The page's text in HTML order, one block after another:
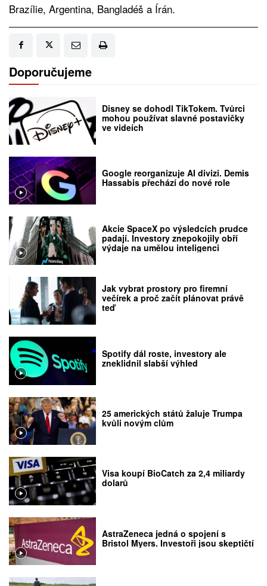
Brazílie, Argentina, Bangladéš a Írán.
Doporučujeme
Disney se dohodl TikTokem. Tvůrci
mohou používat slavné postavičky
ve videích
Google reorganizuje AI divizi. Demis
Hassabis přechází do nové role
Akcie SpaceX po výsledcích prudce
padají. Investory znepokojily obří
výdaje na umělou inteligenci
Jak vybrat prostory pro firemní
večírek a proč začít plánovat právě
teď
Spotify dál roste, investory ale
zneklidnil slabší výhled
25 amerických států žaluje Trumpa
kvůli novým clům
Visa koupí BioCatch za 2,4 miliardy
dolarů
AstraZeneca jedná o spojení s
Bristol Myers. Investoři jsou skeptičtí